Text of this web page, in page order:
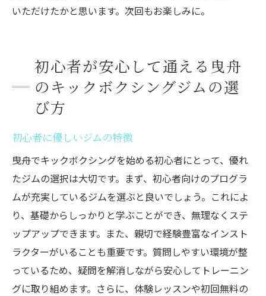
いただけたかと思います。次回もお楽しみに。
初心者が安心して通える曳舟
のキックボクシングジムの選
び方
初心者に優しいジムの特徴
曳舟でキックボクシングを始める初心者にとって、優れ
たジムの選択は大切です。まず、初心者向けのプログラ
ムが充実しているジムを選ぶと良いでしょう。これによ
り、基礎からしっかりと学ぶことができ、無理なくステ
ップアップできます。また、親切で経験豊富なインスト
ラクターがいることも重要です。質問しやすい環境が整
っているため、疑問を解消しながら安心してトレーニン
グに取り組めます。さらに、体験レッスンや初回無料の